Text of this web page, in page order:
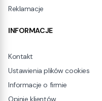
Reklamacje
INFORMACJE
Kontakt
Ustawienia plików cookies
Informacje o firmie
Opinie klientów